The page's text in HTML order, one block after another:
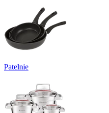
Patelnie